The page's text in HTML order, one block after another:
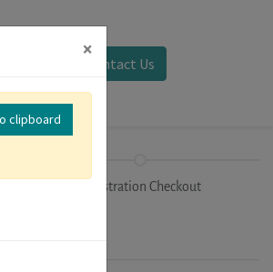
Contact Us
Registration Checkout
×
clipboard